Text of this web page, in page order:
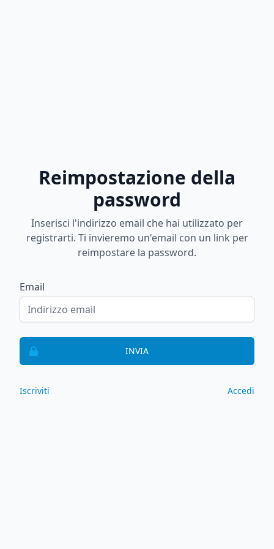
Reimpostazione della
password
Inserisci l'indirizzo email che hai utilizzato per
registrarti. Ti invieremo un'email con un link per
reimpostare la password.
Email
INVIA
Iscriviti Accedi